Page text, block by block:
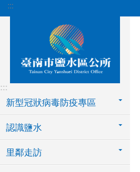
跳到主要內容區塊
:::
:::
新型冠狀病毒防疫專區
認識鹽水
里鄰走訪